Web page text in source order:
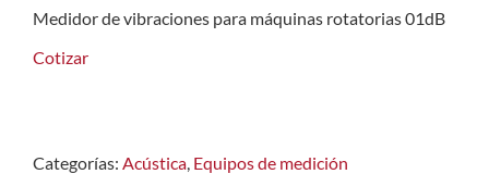
Medidor de vibraciones para máquinas rotatorias 01dB
Cotizar
Categorías: Acústica, Equipos de medición